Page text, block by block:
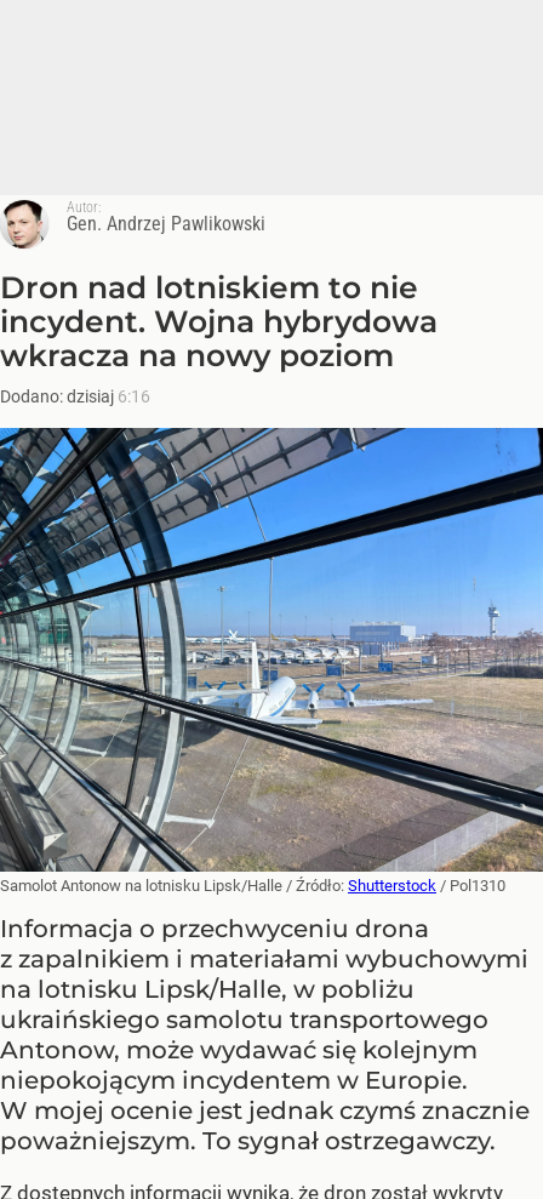
Autor:
Gen. Andrzej Pawlikowski
Dron nad lotniskiem to nie
incydent. Wojna hybrydowa
wkracza na nowy poziom
Dodano:dzisiaj 6:16
Samolot Antonow na lotnisku Lipsk/Halle / Źródło: Shutterstock / Pol1310
Informacja o przechwyceniu drona
z zapalnikiem i materiałami wybuchowymi
na lotnisku Lipsk/Halle, w pobliżu
ukraińskiego samolotu transportowego
Antonow, może wydawać się kolejnym
niepokojącym incydentem w Europie.
W mojej ocenie jest jednak czymś znacznie
poważniejszym. To sygnał ostrzegawczy.
Z dostępnych informacji wynika, że dron został wykryty